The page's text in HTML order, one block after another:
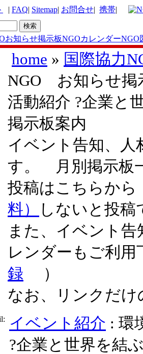
| FAQ| Sitemap| お問合せ| 携帯|
お知らせ掲示板NGOカレンダーNGO
home » 国際協力
NGO お知らせ掲
活動紹介 ?企業と
掲示板案内
イベント告知、人
す。 月別掲示
投稿はこちらか
料）
しないと投
また、イベント
レンダーもご利
録 ）
なお、リンクだ
イベント紹介 : 環
?企業と世界を結